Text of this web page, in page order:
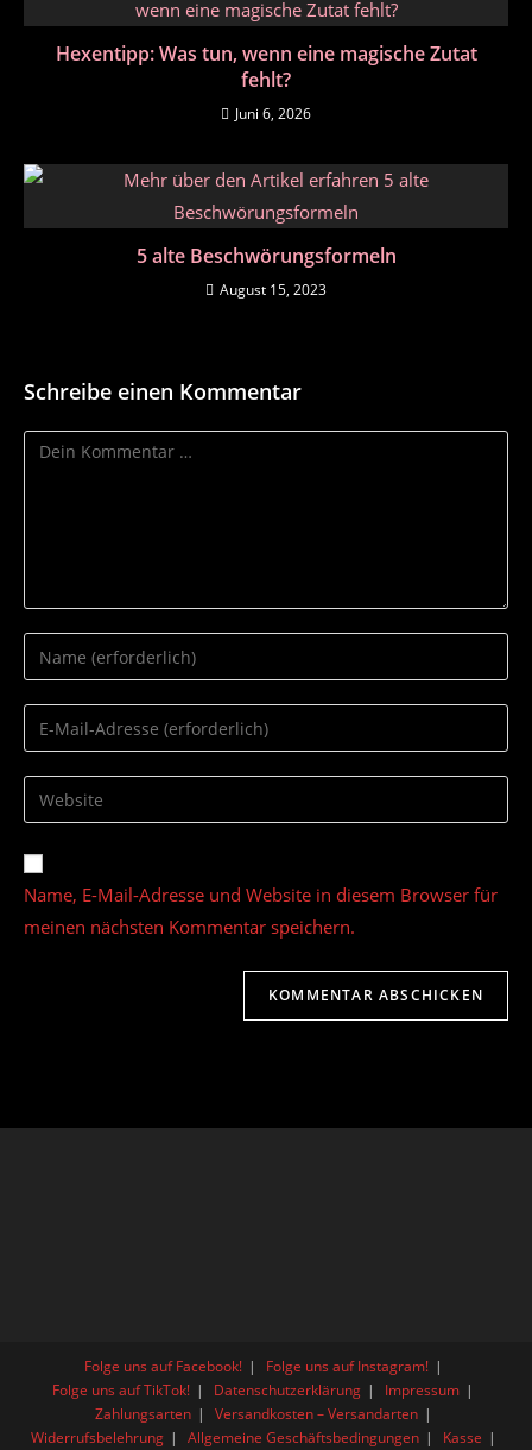
Hexentipp: Was tun, wenn eine magische Zutat
fehlt?
Juni 6, 2026
5 alte Beschwörungsformeln
August 15, 2023
Schreibe einen Kommentar
Kommentar
Gib
deinen
Namen
oder
zum
Kommentieren
ein
Gib
deine
E-
Mail-
zum
Kommentieren
ein
Gib
deine
Website-
URL
ein
(optional)
Name, E-Mail-Adresse und Website in diesem Browser für
meinen nächsten Kommentar speichern.
Folge uns auf Facebook!
Folge uns auf Instagram!
Folge uns auf TikTok!
Datenschutzerklärung
Impressum
Zahlungsarten
Versandkosten – Versandarten
Widerrufsbelehrung
Allgemeine Geschäftsbedingungen
Kasse